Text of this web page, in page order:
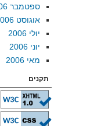
ספטמבר 2006
אוגוסט 2006
יולי 2006
יוני 2006
מאי 2006
תקנים